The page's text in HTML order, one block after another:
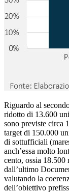
Riguardo al
ridotto di 13.600
sono previste circa
target di 150.000
di sottufficiali
anch’essa molto
cento, ossia 18.500
dall’ultimo
valutando la
dell’obiettivo